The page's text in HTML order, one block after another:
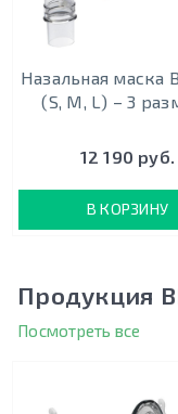
Назальная маска
(S, M, L) – 3
12 190 руб.
В КОРЗИНУ
Продукция
Посмотреть все